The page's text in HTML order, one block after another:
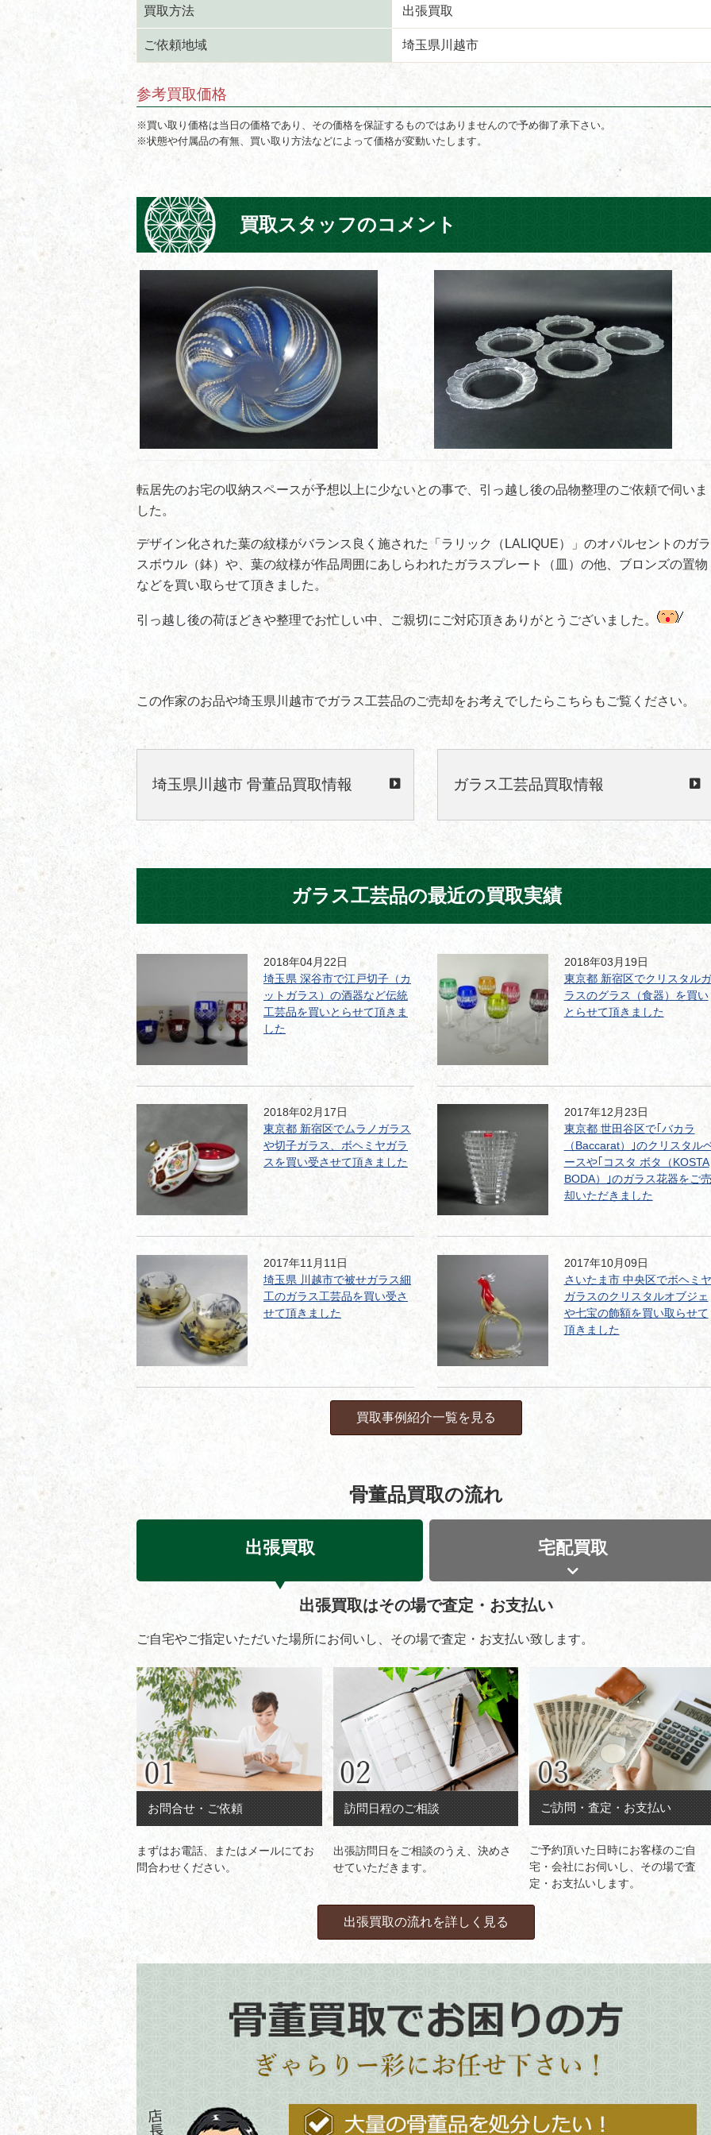
買取方法 出張買取
ご依頼地域 埼玉県川越市
参考買取価格
※買い取り価格は当日の価格であり、その価格を保証するものではありませんので予め御了承下さい。
※状態や付属品の有無、買い取り方法などによって価格が変動いたします。
買取スタッフのコメント
転居先のお宅の収納スペースが予想以上に少ないとの事で、引っ越し後の品物整理のご依頼で伺いま
した。
デザイン化された葉の紋様がバランス良く施された「ラリック（LALIQUE）」のオパルセントのガラ
スボウル（鉢）や、葉の紋様が作品周囲にあしらわれたガラスプレート（皿）の他、ブロンズの置物
などを買い取らせて頂きました。
引っ越し後の荷ほどきや整理でお忙しい中、ご親切にご対応頂きありがとうございました。
この作家のお品や埼玉県川越市でガラス工芸品のご売却をお考えでしたらこちらもご覧ください。
埼玉県川越市 骨董品買取情報 ガラス工芸品買取情報
ガラス工芸品の最近の買取実績
2018年04月22日
埼玉県 深谷市で江戸切子（カ
ットガラス）の酒器など伝統
工芸品を買いとらせて頂きま
した
2018年03月19日
東京都 新宿区でクリスタルガ
ラスのグラス（食器）を買い
とらせて頂きました
2018年02月17日
東京都 新宿区でムラノガラス
や切子ガラス、ボヘミヤガラ
スを買い受させて頂きました
2017年12月23日
東京都 世田谷区で｢バカラ
（Baccarat）｣のクリスタル
ースや｢コスタ ボタ（KOSTA
BODA）｣のガラス花器をご売
却いただきました
2017年11月11日
埼玉県 川越市で被せガラス細
工のガラス工芸品を買い受さ
せて頂きました
2017年10月09日
さいたま市 中央区でボヘミヤ
ガラスのクリスタルオブジェ
や七宝の飾額を買い取らせて
頂きました
買取事例紹介一覧を見る
骨董品買取の流れ
出張買取 宅配買取
出張買取はその場で査定・お支払い
ご自宅やご指定いただいた場所にお伺いし、その場で査定・お支払い致します。
お問合せ・ご依頼
まずはお電話、またはメールにてお
問合わせください。
訪問日程のご相談
出張訪問日をご相談のうえ、決めさ
せていただきます。
ご訪問・査定・お支払い
ご予約頂いた日時にお客様のご自
宅・会社にお伺いし、その場で査
定・お支払いします。
出張買取の流れを詳しく見る